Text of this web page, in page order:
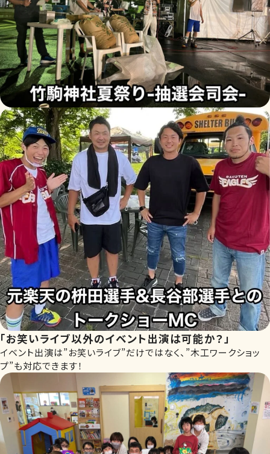
「お笑いライブ以外のイベント出演は可能か？」
イベント出演は”お笑いライブ”だけではなく、”木工ワークショッ
プ”も対応できます！